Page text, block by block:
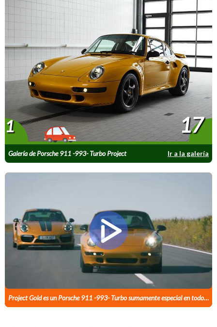
Galería de Porsche 911 -993- Turbo Project
Gold
Ir a la galería
1 17
Project Gold es un Porsche 911 -993- Turbo sumamente especial en todos sentidos